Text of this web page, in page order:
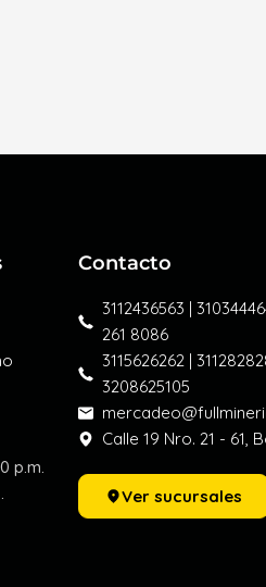
p.m.
Contacto
3112436563 |
261 8086
3115626262 |
3208625105
Calle 19 Nro. 21 - 61,
Ver sucursales